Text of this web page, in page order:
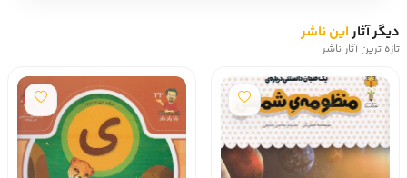
دیگر آثاراین ناشر
تازه ترین آثار ناشر